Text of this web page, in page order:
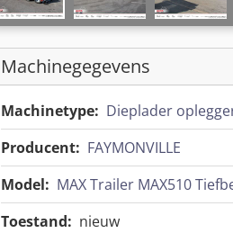
Machinegegevens
Machinetype: Dieplader
Producent: FAYMONVILLE
Model: MAX Trailer MAX510
Toestand: nieuw